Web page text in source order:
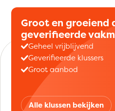
Groot en groeiend
geverifieerde
Geheel vrijblijvend
Geverifieerde klussers
Groot aanbod
Alle klussen bekijken